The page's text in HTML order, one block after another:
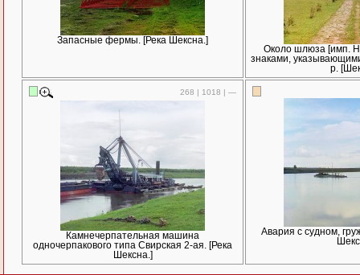
Запасные фермы. [Река Шексна.]
Около шлюза [имп.
знаками,
р.
268 | 1018 | —
Камнечерпательная машина
одночерпакового типа Свирская 2-ая. [Река
Шексна.]
Авария с судном,